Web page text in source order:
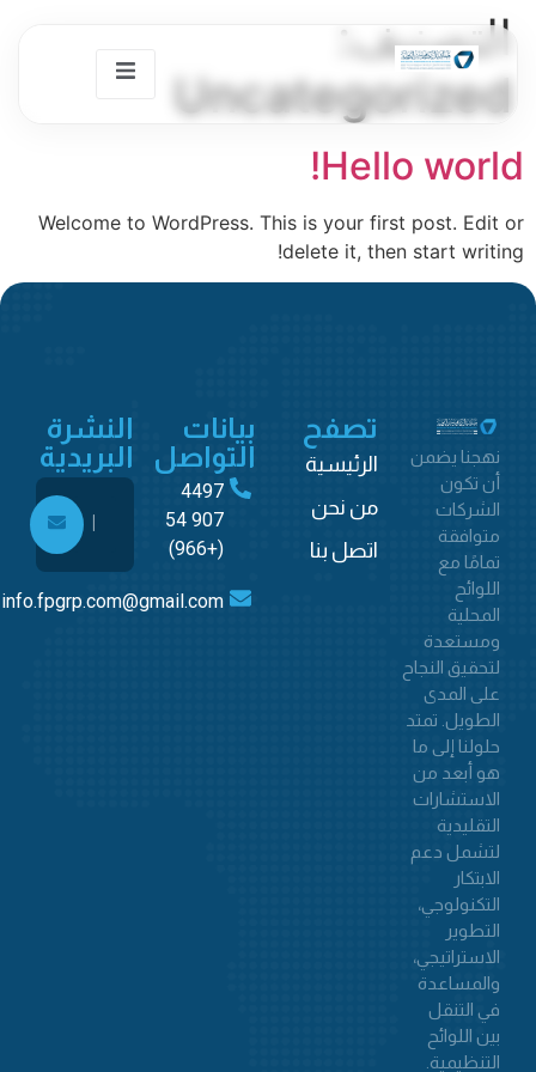
التصنيف:
Uncategorized
Hello world!
Welcome to WordPress. This is your first post. Edit or
delete it, then start writing!
نهجنا يضمن
أن تكون
الشركات
متوافقة
تمامًا مع
اللوائح
المحلية
ومستعدة
لتحقيق النجاح
على المدى
الطويل. تمتد
حلولنا إلى ما
هو أبعد من
الاستشارات
التقليدية
لتشمل دعم
الابتكار
التكنولوجي،
التطوير
الاستراتيجي،
والمساعدة
في التنقل
بين اللوائح
التنظيمية.
تصفح
الرئيسية
من نحن
اتصل بنا
بيانات
التواصل
4497
907 54
(+966)
info.fpgrp.com@gmail.com
النشرة
البريدية